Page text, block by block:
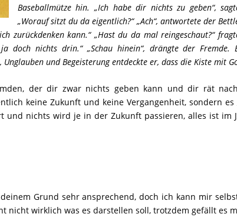
Baseballmütze hin. „Ich habe dir nichts zu geben“,
„Worauf sitzt du da eigentlich?“ „Ach“, antwortete der
zurückdenken kann.“ „Hast du da mal reingeschaut?“
doch nichts drin.“ „Schau hinein“, drängte der Fremde.
und Begeisterung entdeckte er, dass die Kiste mit
der dir zwar nichts geben kann und dir rät
keine Zukunft und keine Vergangenheit, sondern
und nichts wird je in der Zukunft passieren, alles ist im
Grund sehr ansprechend, doch ich kann mir
nicht wirklich was es darstellen soll, trotzdem gefällt es